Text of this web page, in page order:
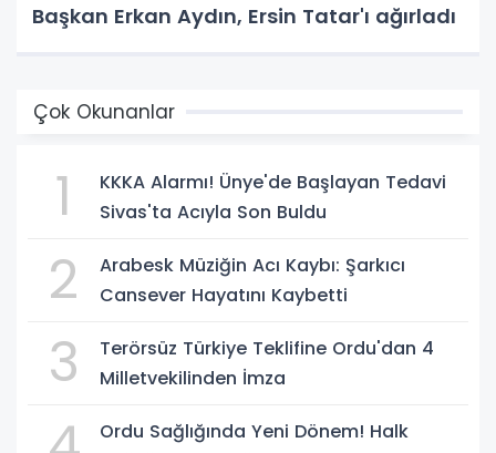
Başkan Erkan Aydın, Ersin Tatar'ı ağırladı
Çok Okunanlar
1
KKKA Alarmı! Ünye'de Başlayan Tedavi
Sivas'ta Acıyla Son Buldu
2
Arabesk Müziğin Acı Kaybı: Şarkıcı
Cansever Hayatını Kaybetti
3
Terörsüz Türkiye Teklifine Ordu'dan 4
Milletvekilinden İmza
Ordu Sağlığında Yeni Dönem! Halk